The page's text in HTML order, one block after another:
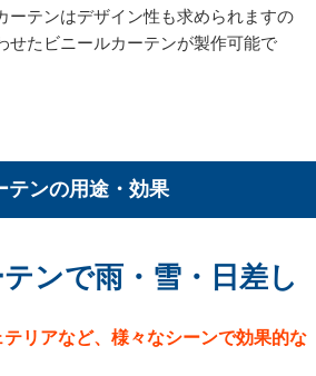
ーテンはデザイン性も求められますの
せたビニールカーテンが製作可能で
テンの用途・効果
ンで雨・雪・日差し
リアなど、様々なシーンで効果的な